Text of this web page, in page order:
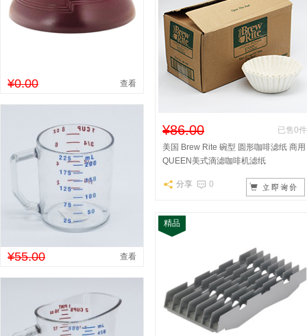
¥0.00 查看
¥55.00 查看
¥86.00
已售0件
美国 Brew Rite 碗型 圆形咖啡滤纸 商用
QUEEN美式滴滤咖啡机滤纸
分享 0
精品